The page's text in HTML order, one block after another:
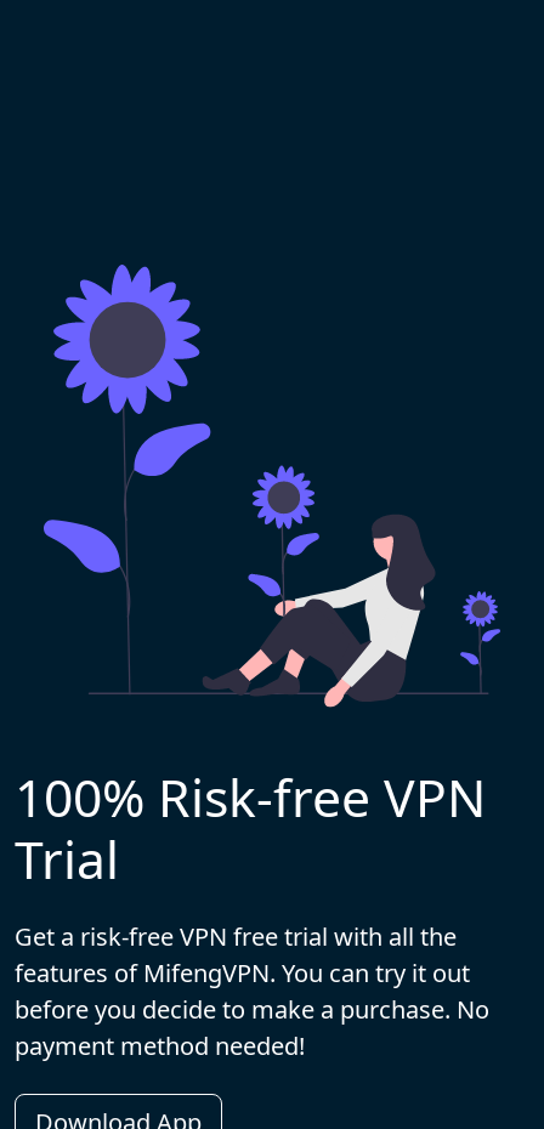
100% Risk-free VPN
Trial
Get a risk-free VPN free trial with all the
features of MifengVPN. You can try it out
before you decide to make a purchase. No
payment method needed!